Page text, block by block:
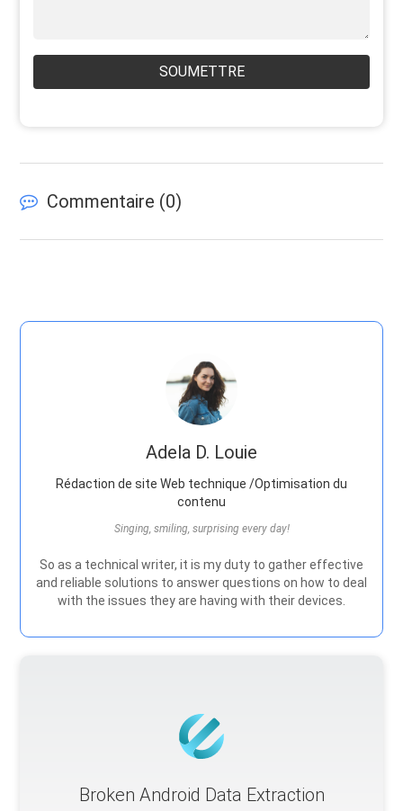
SOUMETTRE
Commentaire (0)
Adela D. Louie
Rédaction de site Web technique /Optimisation du
contenu
Singing, smiling, surprising every day!
So as a technical writer, it is my duty to gather effective
and reliable solutions to answer questions on how to deal
with the issues they are having with their devices.
Broken Android Data Extraction